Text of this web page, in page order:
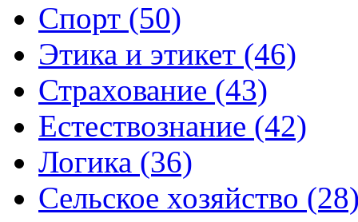
Спорт (50)
Этика и этикет (46)
Страхование (43)
Естествознание (42)
Логика (36)
Сельское хозяйство